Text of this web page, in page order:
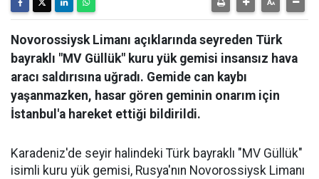
Novorossiysk Limanı açıklarında seyreden Türk
bayraklı "MV Güllük" kuru yük gemisi insansız hava
aracı saldırısına uğradı. Gemide can kaybı
yaşanmazken, hasar gören geminin onarım için
İstanbul'a hareket ettiği bildirildi.
Karadeniz'de seyir halindeki Türk bayraklı "MV Güllük"
isimli kuru yük gemisi, Rusya'nın Novorossiysk Limanı